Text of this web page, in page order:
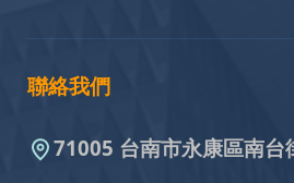
聯絡我們
71005 台南市永康區南台